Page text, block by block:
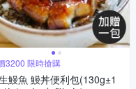
3200 限時搶購
鰻魚 鰻丼便利包(130g±1